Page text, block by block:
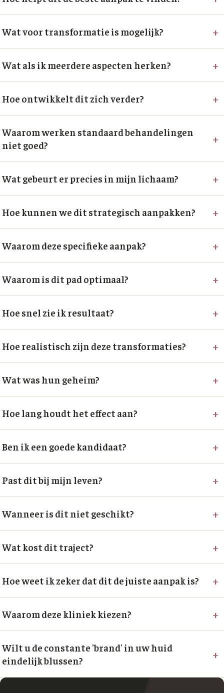
Wat voor transformatie is mogelijk? +
Wat als ik meerdere aspecten herken? +
Hoe ontwikkelt dit zich verder? +
Waarom werken standaard behandelingen
niet goed?
+
Wat gebeurt er precies in mijn lichaam? +
Hoe kunnen we dit strategisch aanpakken? +
Waarom deze specifieke aanpak? +
Waarom is dit pad optimaal? +
Hoe snel zie ik resultaat? +
Hoe realistisch zijn deze transformaties? +
Wat was hun geheim? +
Hoe lang houdt het effect aan? +
Ben ik een goede kandidaat? +
Past dit bij mijn leven? +
Wanneer is dit niet geschikt? +
Wat kost dit traject? +
Hoe weet ik zeker dat dit de juiste aanpak is? +
Waarom deze kliniek kiezen? +
Wilt u de constante 'brand' in uw huid
eindelijk blussen?
+